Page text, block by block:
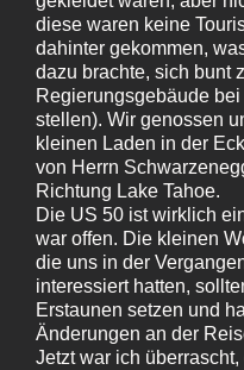
diese waren keine
dahinter gekommen,
dazu brachte, sich bunt
Regierungsgebäude
stellen). Wir genossen
kleinen Laden in der
von Herrn
Richtung Lake Tahoe.
Die US 50 ist wirklich
war offen. Die kleinen
die uns in der
interessiert hatten,
Erstaunen setzen und
Änderungen an der
Jetzt war ich